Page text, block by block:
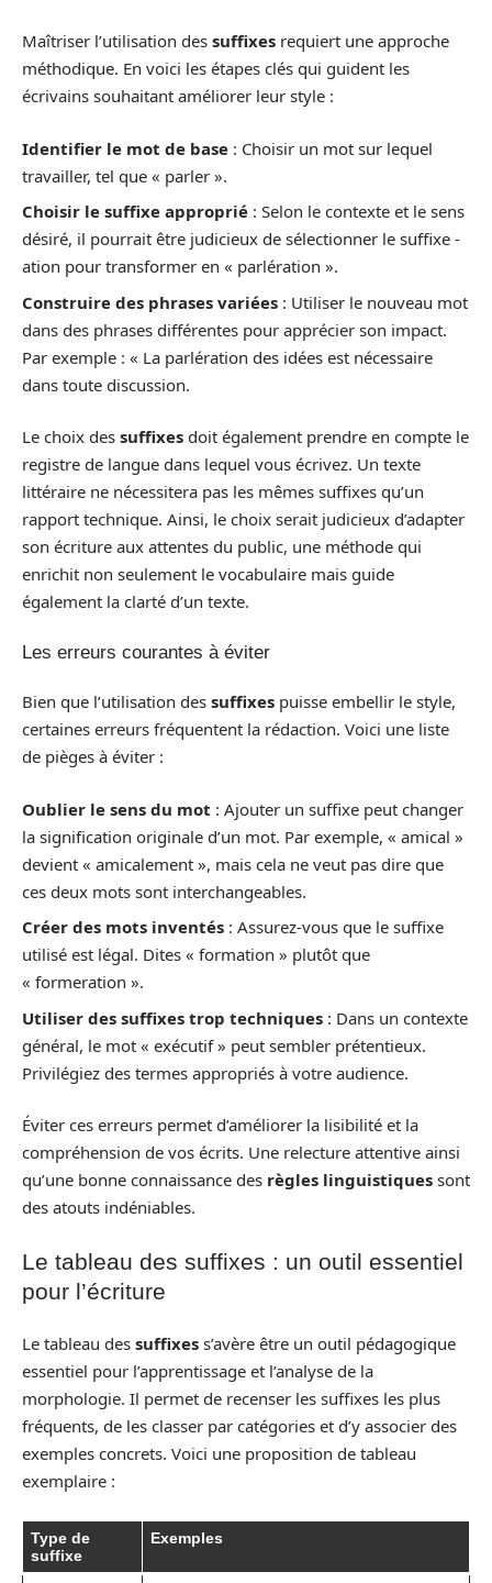
Maîtriser l’utilisation des suffixes requiert une approche
méthodique. En voici les étapes clés qui guident les
écrivains souhaitant améliorer leur style :
Identifier le mot de base : Choisir un mot sur lequel
travailler, tel que « parler ».
Choisir le suffixe approprié : Selon le contexte et le sens
désiré, il pourrait être judicieux de sélectionner le suffixe -
ation pour transformer en « parlération ».
Construire des phrases variées : Utiliser le nouveau mot
dans des phrases différentes pour apprécier son impact.
Par exemple : « La parlération des idées est nécessaire
dans toute discussion.
Le choix des suffixes doit également prendre en compte le
registre de langue dans lequel vous écrivez. Un texte
littéraire ne nécessitera pas les mêmes suffixes qu’un
rapport technique. Ainsi, le choix serait judicieux d’adapter
son écriture aux attentes du public, une méthode qui
enrichit non seulement le vocabulaire mais guide
également la clarté d’un texte.
Les erreurs courantes à éviter
Bien que l’utilisation des suffixes puisse embellir le style,
certaines erreurs fréquentent la rédaction. Voici une liste
de pièges à éviter :
Oublier le sens du mot : Ajouter un suffixe peut changer
la signification originale d’un mot. Par exemple, « amical »
devient « amicalement », mais cela ne veut pas dire que
ces deux mots sont interchangeables.
Créer des mots inventés : Assurez-vous que le suffixe
utilisé est légal. Dites « formation » plutôt que
« formeration ».
Utiliser des suffixes trop techniques : Dans un contexte
général, le mot « exécutif » peut sembler prétentieux.
Privilégiez des termes appropriés à votre audience.
Éviter ces erreurs permet d’améliorer la lisibilité et la
compréhension de vos écrits. Une relecture attentive ainsi
qu’une bonne connaissance des règles linguistiques sont
des atouts indéniables.
Le tableau des suffixes : un outil essentiel
pour l’écriture
Le tableau des suffixes s’avère être un outil pédagogique
essentiel pour l’apprentissage et l’analyse de la
morphologie. Il permet de recenser les suffixes les plus
fréquents, de les classer par catégories et d’y associer des
exemples concrets. Voici une proposition de tableau
exemplaire :
Type de
suffixe
Exemples